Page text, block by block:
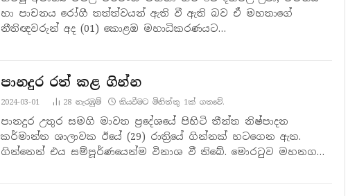
හා පාචනය රෝගී තත්ත්වයන් ඇති වී ඇති බව ඒ මහතාගේ
නීතිඥවරුන් අද (01) කොළඹ මහාධිකරණයට…
පානදුර රත් කළ ගින්න
2024-03-01 28නැරඹු​ම් කියවීමට මිනිත්තු 1ක් ගතවේ.
පානදුර උතුර සමගි මාවත ප්‍රදේශයේ පිහිටි තීන්ත නිෂ්පාදන
කර්මාන්ත ශාලාවක ඊයේ (29) රාත්‍රියේ ගින්නක් හටගෙන ඇත.
ගින්නෙන් එය සම්පූර්ණයෙන්ම විනාශ වී තිබේ. මොරටුව මහනගර